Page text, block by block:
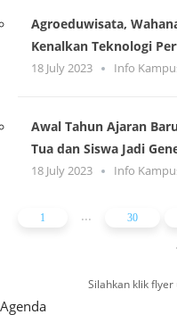
Agroeduwisata,
Kenalkan Teknologi
18 July 2023 Info
Awal Tahun Ajaran
Tua dan Siswa Jadi
18 July 2023 Info
1 ... 30
Silahkan klik
Agenda